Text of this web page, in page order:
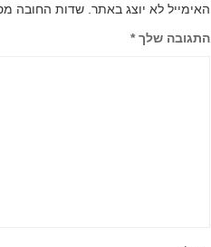
האימייל לא יוצג באתר. שדות החובה
התגובה שלך*